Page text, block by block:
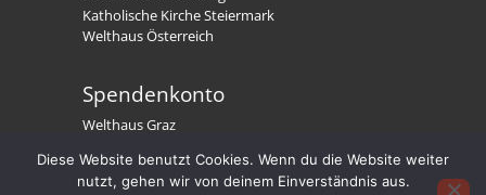
Katholische Kirche Steiermark
Welthaus Österreich
Spendenkonto
Welthaus Graz
BIC: STSPAT2GXXX
Welthaus. Wir stärken Menschen.
Diese Website benutzt Cookies. Wenn du die Website weiter
nutzt, gehen wir von deinem Einverständnis aus.